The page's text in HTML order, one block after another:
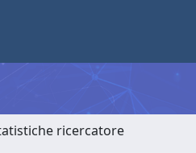
ricercatore